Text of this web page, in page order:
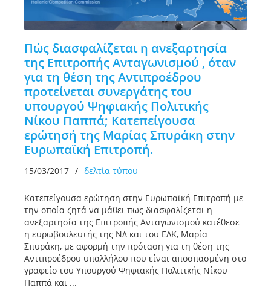
Πώς διασφαλίζεται η ανεξαρτησία
της Επιτροπής Ανταγωνισμού , όταν
για τη θέση της Αντιπροέδρου
προτείνεται συνεργάτης του
υπουργού Ψηφιακής Πολιτικής
Νίκου Παππά; Κατεπείγουσα
ερώτησή της Μαρίας Σπυράκη στην
Ευρωπαϊκή Επιτροπή.
15/03/2017 / δελτία τύπου
Κατεπείγουσα ερώτηση στην Ευρωπαϊκή Επιτροπή με
την οποία ζητά να μάθει πως διασφαλίζεται η
ανεξαρτησία της Επιτροπής Ανταγωνισμού κατέθεσε
η ευρωβουλευτής της ΝΔ και του ΕΛΚ, Μαρία
Σπυράκη, με αφορμή την πρόταση για τη θέση της
Αντιπροέδρου υπαλλήλου που είναι αποσπασμένη στο
γραφείο του Υπουργού Ψηφιακής Πολιτικής Νίκου
Παππά και ...